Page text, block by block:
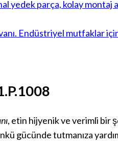
, etin hijyenik ve verimli bir
gücünde tutmanıza